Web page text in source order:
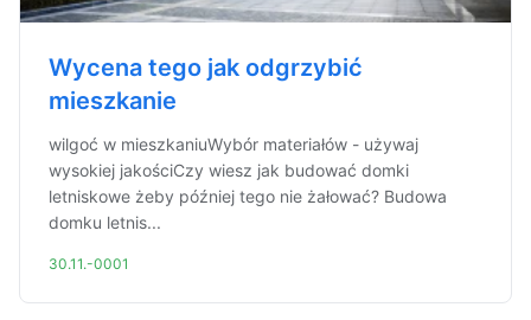
Wycena tego jak odgrzybić
mieszkanie
wilgoć w mieszkaniuWybór materiałów - używaj
wysokiej jakościCzy wiesz jak budować domki
letniskowe żeby później tego nie żałować? Budowa
domku letnis...
30.11.-0001